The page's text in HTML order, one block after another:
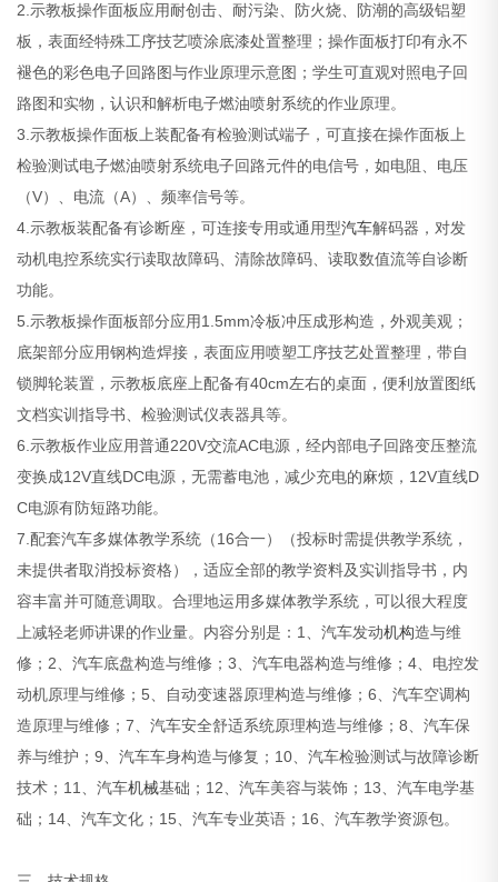
2.示教板操作面板应用耐创击、耐污染、防火烧、防潮的高级铝塑
板，表面经特殊工序技艺喷涂底漆处置整理；操作面板打印有永不
褪色的彩色电子回路图与作业原理示意图；学生可直观对照电子回
路图和实物，认识和解析电子燃油喷射系统的作业原理。
3.示教板操作面板上装配备有检验测试端子，可直接在操作面板上
检验测试电子燃油喷射系统电子回路元件的电信号，如电阻、电压
（V）、电流（A）、频率信号等。
4.示教板装配备有诊断座，可连接专用或通用型汽车解码器，对发
动机电控系统实行读取故障码、清除故障码、读取数值流等自诊断
功能。
5.示教板操作面板部分应用1.5mm冷板冲压成形构造，外观美观；
底架部分应用钢构造焊接，表面应用喷塑工序技艺处置整理，带自
锁脚轮装置，示教板底座上配备有40cm左右的桌面，便利放置图纸
文档实训指导书、检验测试仪表器具等。
6.示教板作业应用普通220V交流AC电源，经内部电子回路变压整流
变换成12V直线DC电源，无需蓄电池，减少充电的麻烦，12V直线D
C电源有防短路功能。
7.配套汽车多媒体教学系统（16合一）（投标时需提供教学系统，
未提供者取消投标资格），适应全部的教学资料及实训指导书，内
容丰富并可随意调取。合理地运用多媒体教学系统，可以很大程度
上减轻老师讲课的作业量。内容分别是：1、汽车发动机构造与维
修；2、汽车底盘构造与维修；3、汽车电器构造与维修；4、电控发
动机原理与维修；5、自动变速器原理构造与维修；6、汽车空调构
造原理与维修；7、汽车安全舒适系统原理构造与维修；8、汽车保
养与维护；9、汽车车身构造与修复；10、汽车检验测试与故障诊断
技术；11、汽车机械基础；12、汽车美容与装饰；13、汽车电学基
础；14、汽车文化；15、汽车专业英语；16、汽车教学资源包。